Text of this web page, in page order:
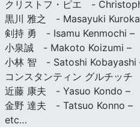
クリストフ・ピエ -
黒川 雅之 - Masayuki
剣持 勇 - Isamu Kenmochi –
小泉誠 - Makoto Koizumi –
小林 智 - Satoshi Kobayashi
コンスタンティン グルチッ
近藤 康夫 - Yasuo Kondo –
金野 達夫 - Tatsuo Konno –
etc…